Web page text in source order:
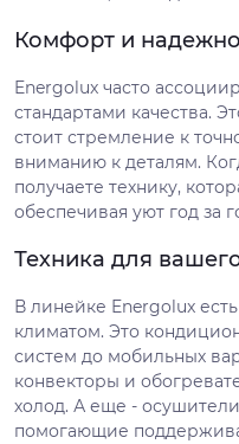
Комфорт и
Energolux часто
стандартами качества.
стоит стремление к
вниманию к деталям.
получаете технику,
обеспечивая уют год за
Техника для
В линейке Energolux
климатом. Это
систем до мобильных
конвекторы и
холод. А еще -
помогающие